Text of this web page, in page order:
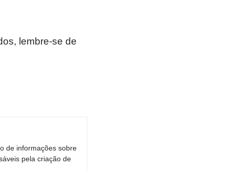
lembre-se de
de informações sobre
pela criação de